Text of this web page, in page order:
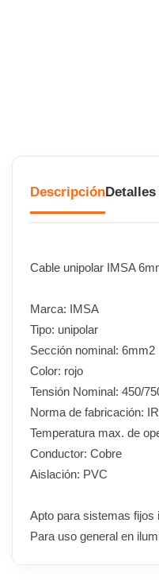
Descripción
Cable unipolar IMSA
Marca: IMSA
Tipo: unipolar
Sección nominal: 6mm2
Color: rojo
Tensión Nominal: 450/
Norma de fabricación:
Temperatura max. de
Conductor: Cobre
Aislación: PVC
Apto para sistemas fijos
Para uso general en